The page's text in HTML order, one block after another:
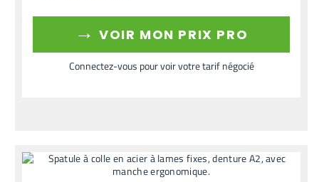
→ VOIR MON PRIX PRO
Connectez-vous pour voir votre tarif négocié